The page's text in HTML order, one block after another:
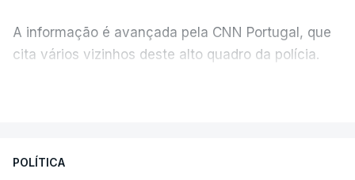
A informação é avançada pela CNN Portugal, que
cita vários vizinhos deste alto quadro da polícia.
apreendido numa operação de droga.
POLÍTICA